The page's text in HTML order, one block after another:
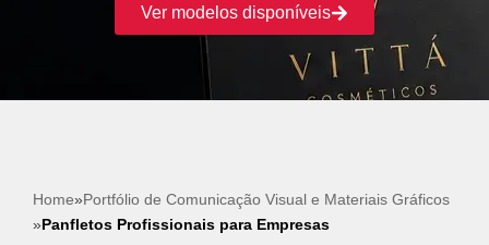
Ver modelos disponíveis
Home»Portfólio de Comunicação Visual e Materiais Gráficos
»Panfletos Profissionais para Empresas